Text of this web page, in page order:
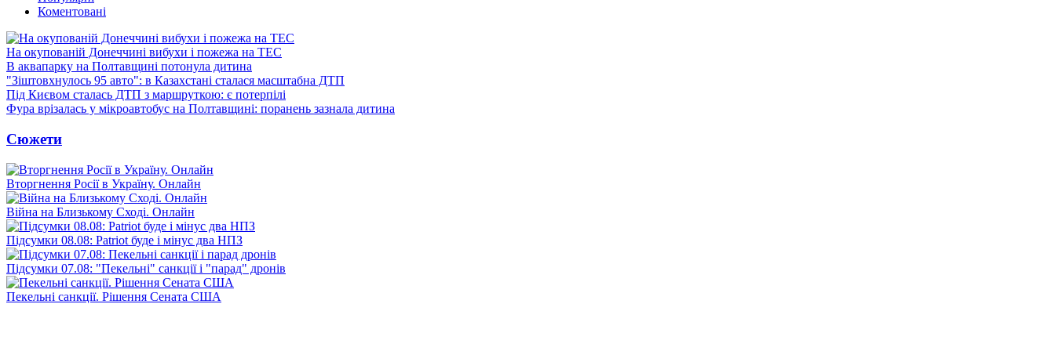
Коментовані
На окупованій Донеччині вибухи і пожежа на ТЕС
В аквапарку на Полтавщині потонула дитина
"Зіштовхнулось 95 авто": в Казахстані сталася масштабна ДТП
Під Києвом сталась ДТП з маршруткою: є потерпілі
Фура врізалась у мікроавтобус на Полтавщині: поранень зазнала дитина
Сюжети
Вторгнення Росії в Україну. Онлайн
Війна на Близькому Сході. Онлайн
Підсумки 08.08: Patriot буде і мінус два НПЗ
Підсумки 07.08: "Пекельні" санкції і "парад" дронів
Пекельні санкції. Рішення Сената США